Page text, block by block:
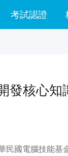
考試認證
發核心
民國電腦技能基